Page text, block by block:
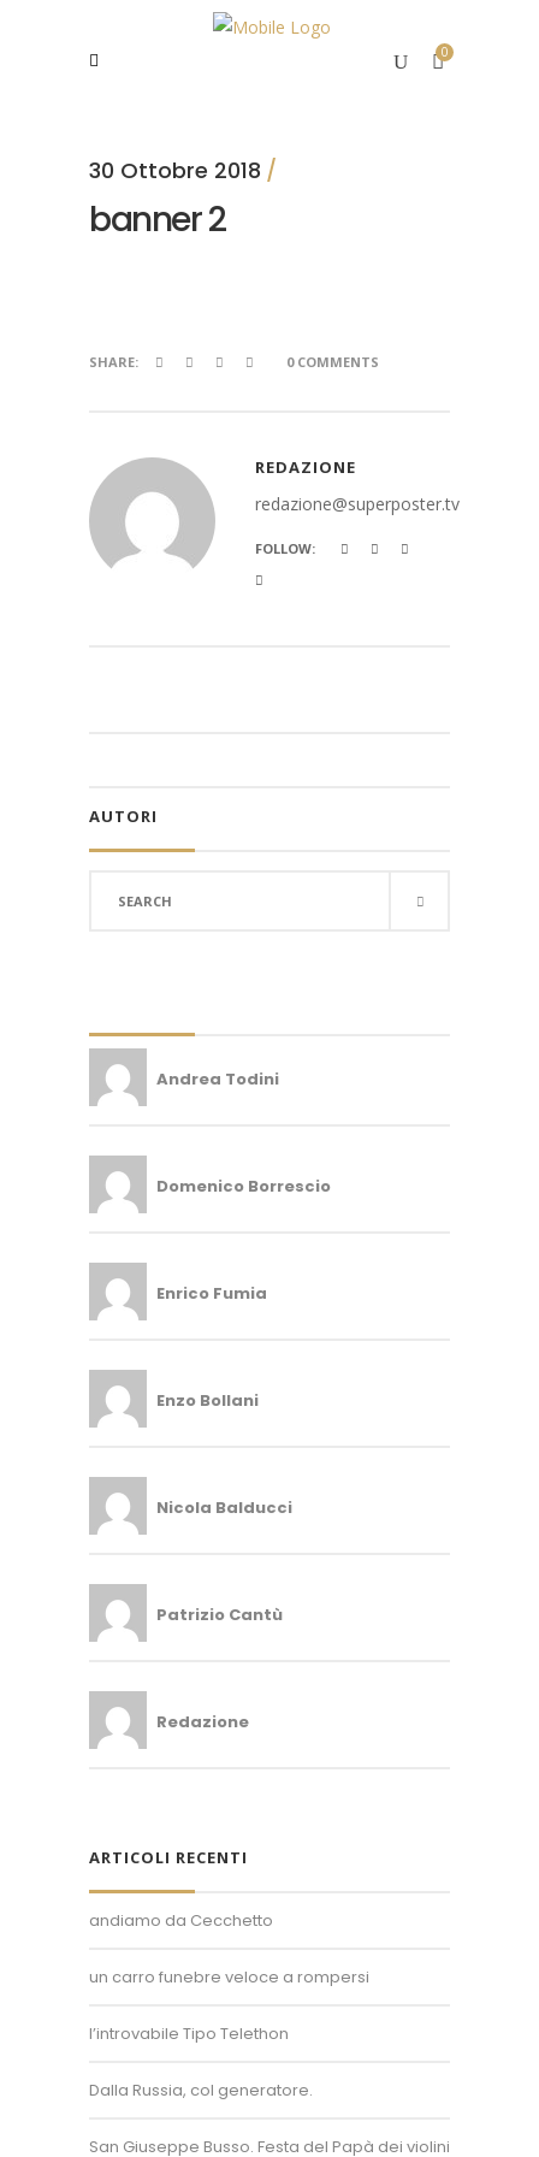
0
30 Ottobre 2018
banner 2
SHARE: 0 COMMENTS
REDAZIONE
redazione@superposter.tv
FOLLOW:
AUTORI
Andrea Todini
Domenico Borrescio
Enrico Fumia
Enzo Bollani
Nicola Balducci
Patrizio Cantù
Redazione
ARTICOLI RECENTI
andiamo da Cecchetto
un carro funebre veloce a rompersi
l’introvabile Tipo Telethon
Dalla Russia, col generatore.
San Giuseppe Busso. Festa del Papà dei violini
Superposter® è un marchio registrato.
info@superposter.tv